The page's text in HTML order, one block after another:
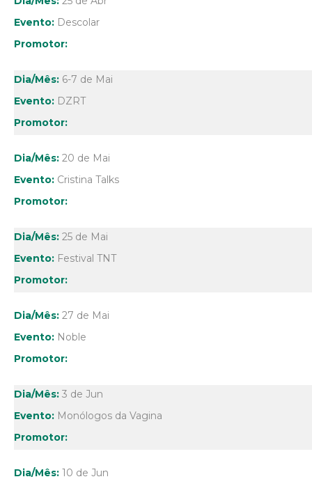
Descolar
6-7 de Mai
DZRT
20 de Mai
Cristina Talks
25 de Mai
Festival TNT
27 de Mai
Noble
3 de Jun
Monólogos da Vagina
10 de Jun